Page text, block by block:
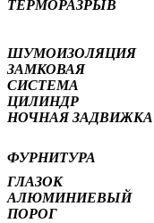
ТЕРМОРАЗРЫВ
ШУМОИЗОЛЯЦИЯ
ЗАМКОВАЯ
СИСТЕМА
ЦИЛИНДР
НОЧНАЯ ЗАДВИЖКА
ФУРНИТУРА
ГЛАЗОК
АЛЮМИНИЕВЫЙ
ПОРОГ